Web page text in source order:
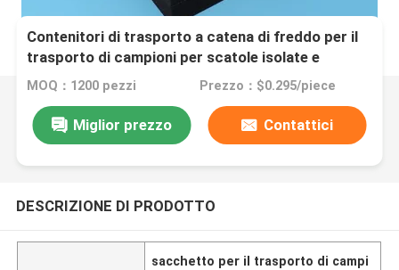
Contenitori di trasporto a catena di freddo per il
trasporto di campioni per scatole isolate e
congelatori
MOQ：1200 pezzi Prezzo：$0.295/piece
Miglior prezzo Contattici
DESCRIZIONE DI PRODOTTO
sacchetto per il trasporto di campi